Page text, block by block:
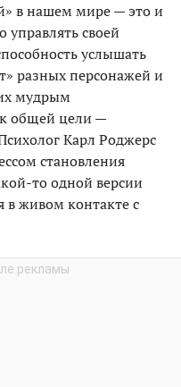
в нашем мире — это и
управлять своей
услышать
разных персонажей и
мудрым
общей цели —
Карл Роджерс
становления
то одной версии
в живом контакте с